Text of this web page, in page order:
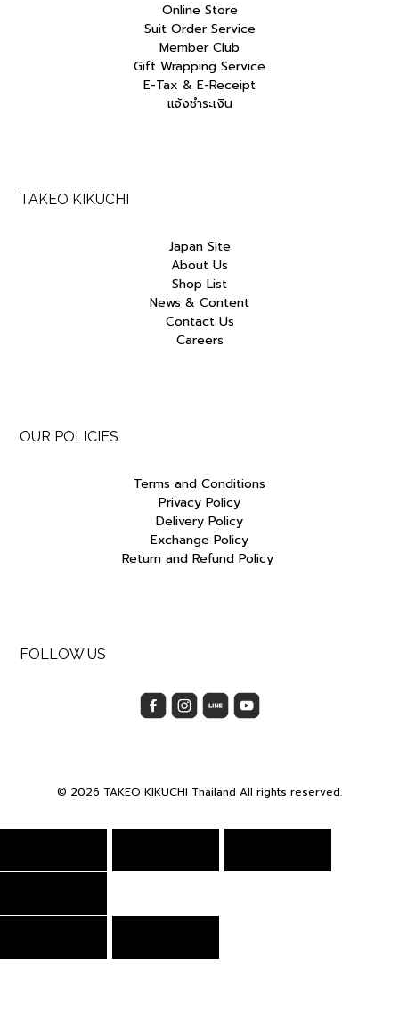
Online Store
Suit Order Service
Member Club
Gift Wrapping Service
E-Tax & E-Receipt
แจ้งชำระเงิน
TAKEO KIKUCHI
Japan Site
About Us
Shop List
News & Content
Contact Us
Careers
OUR POLICIES
Terms and Conditions
Privacy Policy
Delivery Policy
Exchange Policy
Return and Refund Policy
FOLLOW US
© 2026 TAKEO KIKUCHI Thailand All rights reserved.